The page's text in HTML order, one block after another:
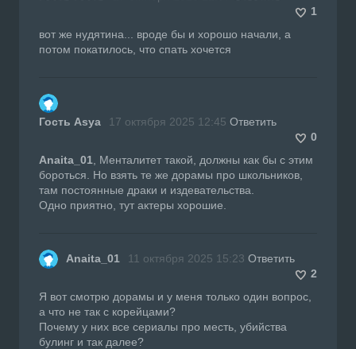
1
вот же нудятина... вроде бы и хорошо начали, а
потом покатилось, что спать хочется
Гость Asya 17 октября 2025 12:45 Ответить
0
Anaita_01 , Менталитет такой, должны как бы с этим
бороться. Но взять те же дорамы про школьников,
там постоянные драки и издевательства.
Одно приятно, тут актеры хорошие.
Anaita_01 11 октября 2025 15:23 Ответить
2
Я вот смотрю дорамы и у меня только один вопрос,
а что не так с корейцами?
Почему у них все сериалы про месть, убийства
булинг и так далее?